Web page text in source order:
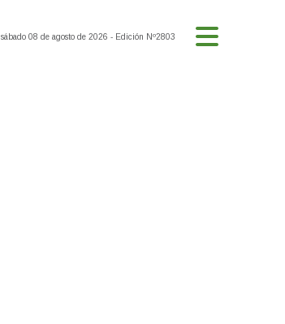
sábado 08 de agosto de 2026 - Edición Nº2803